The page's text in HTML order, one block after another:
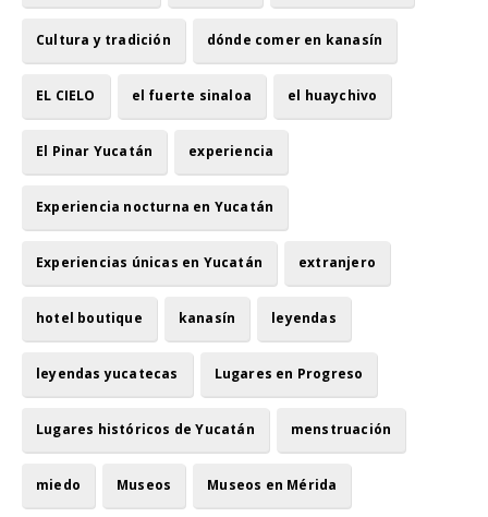
Cultura y tradición dónde comer en kanasín
EL CIELO el fuerte sinaloa el huaychivo
El Pinar Yucatán experiencia
Experiencia nocturna en Yucatán
Experiencias únicas en Yucatán extranjero
hotel boutique kanasín leyendas
leyendas yucatecas Lugares en Progreso
Lugares históricos de Yucatán menstruación
miedo Museos Museos en Mérida